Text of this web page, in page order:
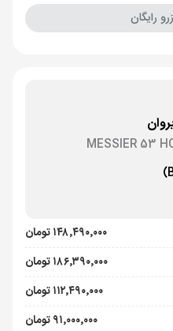
رایگان
MESSIER 53
۱۴۸٬۴۹۰٬۰۰۰ تومان
۱۸۶٬۳۹۰٬۰۰۰ تومان
۱۱۲٬۴۹۰٬۰۰۰ تومان
۹۱٬۰۰۰٬۰۰۰ تومان